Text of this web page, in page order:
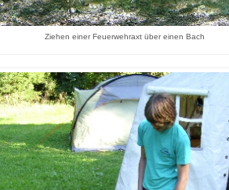
Ziehen einer Feuerwehraxt über einen Bach